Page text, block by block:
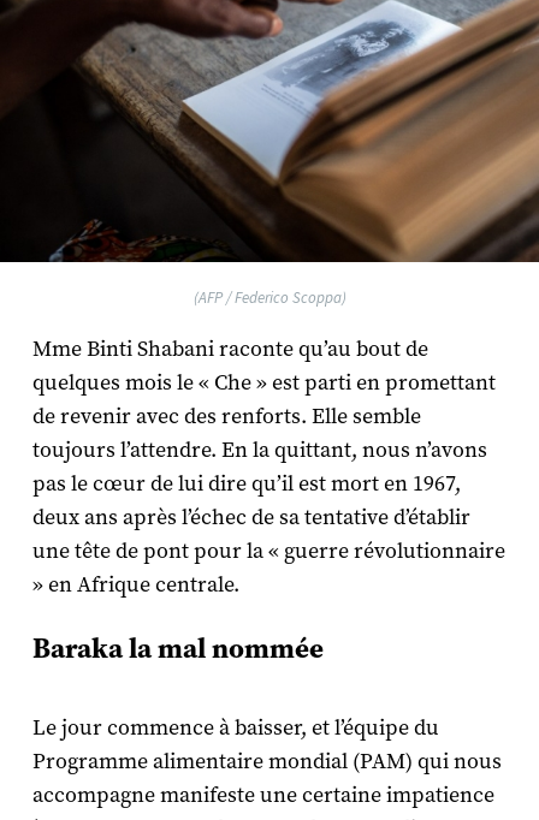
(AFP / Federico Scoppa)
Mme Binti Shabani raconte qu’au bout de
quelques mois le « Che » est parti en promettant
de revenir avec des renforts. Elle semble
toujours l’attendre. En la quittant, nous n’avons
pas le cœur de lui dire qu’il est mort en 1967,
deux ans après l’échec de sa tentative d’établir
une tête de pont pour la « guerre révolutionnaire
» en Afrique centrale.
Baraka la mal nommée
Le jour commence à baisser, et l’équipe du
Programme alimentaire mondial (PAM) qui nous
accompagne manifeste une certaine impatience